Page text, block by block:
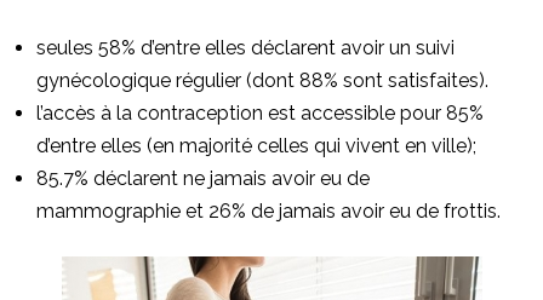
seules 58% d’entre elles déclarent avoir un suivi
gynécologique régulier (dont 88% sont satisfaites).
l’accès à la contraception est accessible pour 85%
d’entre elles (en majorité celles qui vivent en ville);
85.7% déclarent ne jamais avoir eu de
mammographie et 26% de jamais avoir eu de frottis.